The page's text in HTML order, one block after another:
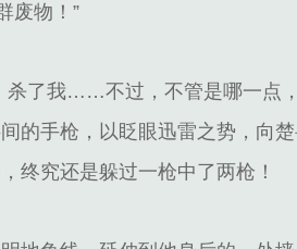
废物！”
杀了我……不过，不管是哪一点
的手枪，以眨眼迅雷之势，向楚
终究还是躲过一枪中了两枪！